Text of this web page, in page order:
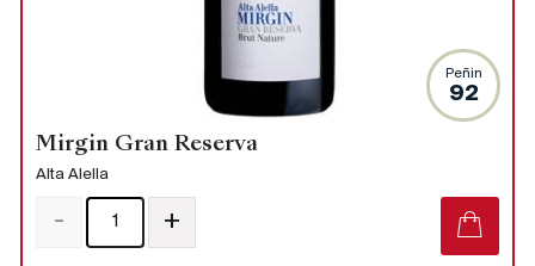
Peñin
92
Mirgin Gran Reserva
Alta Alella
- +